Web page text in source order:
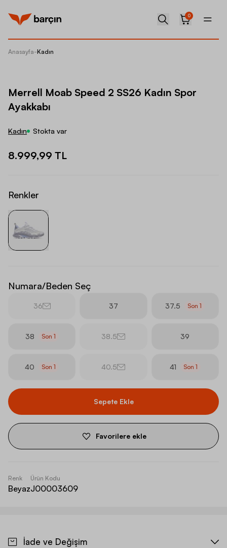
0
Anasayfa-Kadın
Merrell Moab Speed 2 SS26 Kadın Spor
Ayakkabı
Kadın Stokta var
8.999,99 TL
Renkler
Numara/Beden Seç
36 37 37.5 Son1
38 Son 1 38.5 39
40 Son1 40.5 41 Son 1
Sepete Ekle
Favorilere ekle
Renk
Beyaz
Ürün Kodu
J00003609
İade ve Değişim